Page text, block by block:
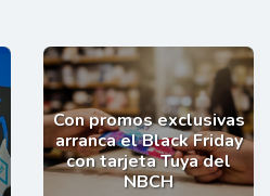
Con promos exclusivas
arranca el Black Friday
con tarjeta Tuya del
NBCH